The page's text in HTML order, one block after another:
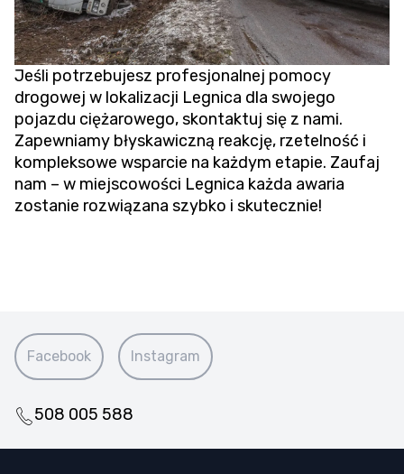
Jeśli potrzebujesz profesjonalnej pomocy
drogowej w lokalizacji Legnica dla swojego
pojazdu ciężarowego, skontaktuj się z nami.
Zapewniamy błyskawiczną reakcję, rzetelność i
kompleksowe wsparcie na każdym etapie. Zaufaj
nam – w miejscowości Legnica każda awaria
zostanie rozwiązana szybko i skutecznie!
Facebook Instagram
508 005 588